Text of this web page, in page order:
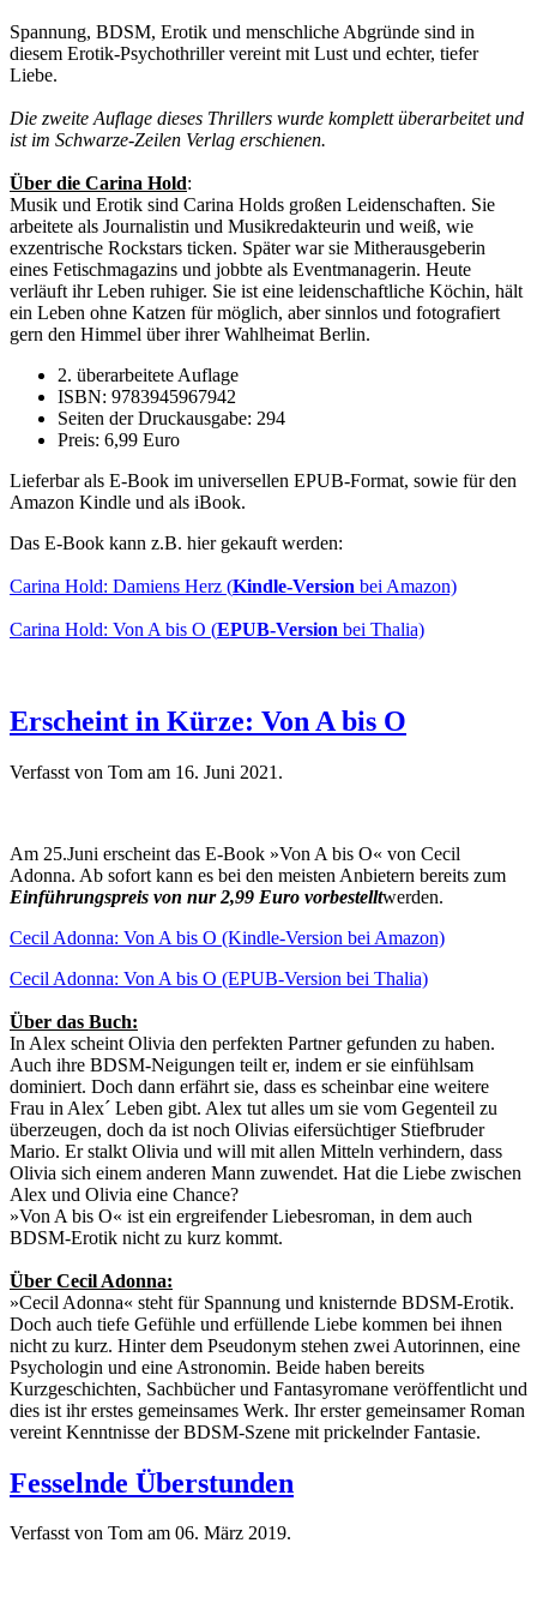
Spannung, BDSM, Erotik und menschliche Abgründe sind in
diesem Erotik-Psychothriller vereint mit Lust und echter, tiefer
Liebe.
Die zweite Auflage dieses Thrillers wurde komplett überarbeitet und
ist im Schwarze-Zeilen Verlag erschienen.
Über die Carina Hold:
Musik und Erotik sind Carina Holds großen Leidenschaften. Sie
arbeitete als Journalistin und Musikredakteurin und weiß, wie
exzentrische Rockstars ticken. Später war sie Mitherausgeberin
eines Fetischmagazins und jobbte als Eventmanagerin. Heute
verläuft ihr Leben ruhiger. Sie ist eine leidenschaftliche Köchin, hält
ein Leben ohne Katzen für möglich, aber sinnlos und fotografiert
gern den Himmel über ihrer Wahlheimat Berlin.
2. überarbeitete Auflage
ISBN: 9783945967942
Seiten der Druckausgabe: 294
Preis: 6,99 Euro
Lieferbar als E-Book im universellen EPUB-Format, sowie für den
Amazon Kindle und als iBook.
Das E-Book kann z.B. hier gekauft werden:
Carina Hold: Damiens Herz (Kindle-Version bei Amazon)
Carina Hold: Von A bis O (EPUB-Version bei Thalia)
Erscheint in Kürze: Von A bis O
Verfasst von Tom am 16. Juni 2021 .
Am 25.Juni erscheint das E-Book »Von A bis O« von Cecil
Adonna. Ab sofort kann es bei den meisten Anbietern bereits zum
Einführungspreis von nur 2,99 Euro vorbestelltwerden.
Cecil Adonna: Von A bis O (Kindle-Version bei Amazon)
Cecil Adonna: Von A bis O (EPUB-Version bei Thalia)
Über das Buch:
In Alex scheint Olivia den perfekten Partner gefunden zu haben.
Auch ihre BDSM-Neigungen teilt er, indem er sie einfühlsam
dominiert. Doch dann erfährt sie, dass es scheinbar eine weitere
Frau in Alex´ Leben gibt. Alex tut alles um sie vom Gegenteil zu
überzeugen, doch da ist noch Olivias eifersüchtiger Stiefbruder
Mario. Er stalkt Olivia und will mit allen Mitteln verhindern, dass
Olivia sich einem anderen Mann zuwendet. Hat die Liebe zwischen
Alex und Olivia eine Chance?
»Von A bis O« ist ein ergreifender Liebesroman, in dem auch
BDSM-Erotik nicht zu kurz kommt.
Über Cecil Adonna:
»Cecil Adonna« steht für Spannung und knisternde BDSM-Erotik.
Doch auch tiefe Gefühle und erfüllende Liebe kommen bei ihnen
nicht zu kurz. Hinter dem Pseudonym stehen zwei Autorinnen, eine
Psychologin und eine Astronomin. Beide haben bereits
Kurzgeschichten, Sachbücher und Fantasyromane veröffentlicht und
dies ist ihr erstes gemeinsames Werk. Ihr erster gemeinsamer Roman
vereint Kenntnisse der BDSM-Szene mit prickelnder Fantasie.
Fesselnde Überstunden
Verfasst von Tom am 06. März 2019.